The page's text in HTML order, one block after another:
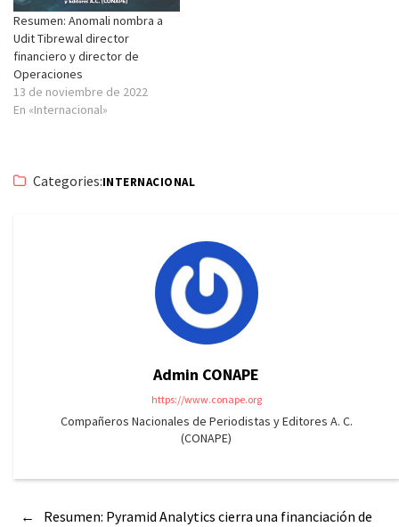
Resumen: Anomali nombra a
Udit Tibrewal director
financiero y director de
Operaciones
13 de noviembre de 2022
En «Internacional»
Categories:INTERNACIONAL
Admin CONAPE
https://www.conape.org
Compañeros Nacionales de Periodistas y Editores A. C.
(CONAPE)
←
Resumen: Pyramid Analytics cierra una financiación de